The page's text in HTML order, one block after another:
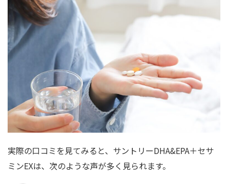
実際の口コミを見てみると、サントリーDHA&EPA＋セサ
ミンEXは、次のような声が多く見られます。